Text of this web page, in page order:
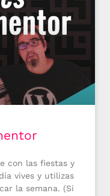
con las fiestas y
vives y utilizas
la semana. (Si